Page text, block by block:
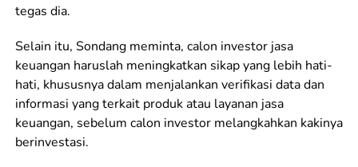
tegas dia.
Selain itu, Sondang meminta, calon investor jasa
keuangan haruslah meningkatkan sikap yang lebih hati-
hati, khususnya dalam menjalankan verifikasi data dan
informasi yang terkait produk atau layanan jasa
keuangan, sebelum calon investor melangkahkan kakinya
berinvestasi.